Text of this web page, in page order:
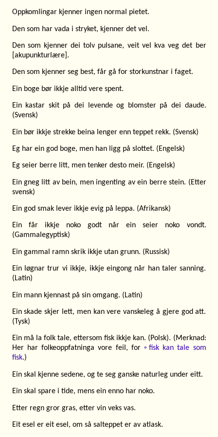
Oppkomlingar kjenner ingen normal pietet.
Den som har vada i stryket, kjenner det vel.
Den som kjenner dei tolv pulsane, veit vel kva veg det ber
[akupunkturlære].
Den som kjenner seg best, får gå for storkunstnar i faget.
Ein boge bør ikkje alltid vere spent.
Ein kastar skit på dei levende og blomster på dei daude.
(Svensk)
Ein bør ikkje strekke beina lenger enn teppet rekk. (Svensk)
Eg har ein god boge, men han ligg på slottet. (Engelsk)
Eg seier berre litt, men tenker desto meir. (Engelsk)
Ein gneg litt av bein, men ingenting av ein berre stein. (Etter
svensk)
Ein god smak lever ikkje evig på leppa. (Afrikansk)
Ein får ikkje noko godt når ein seier noko vondt.
(Gammalegyptisk)
Ein gammal ramn skrik ikkje utan grunn. (Russisk)
Ein løgnar trur vi ikkje, ikkje eingong når han taler sanning.
(Latin)
Ein mann kjennast på sin omgang. (Latin)
Ein skade skjer lett, men kan vere vanskeleg å gjere god att.
(Tysk)
Ein må la folk tale, ettersom fisk ikkje kan. (Polsk). (Merknad:
Her har folkeoppfatninga vore feil, for◦fisk kan tale som
fisk.)
Ein skal kjenne sedene, og te seg ganske naturleg under eitt.
Ein skal spare i tide, mens ein enno har noko.
Etter regn gror gras, etter vin veks vas.
Eit esel er eit esel, om så salteppet er av atlask.